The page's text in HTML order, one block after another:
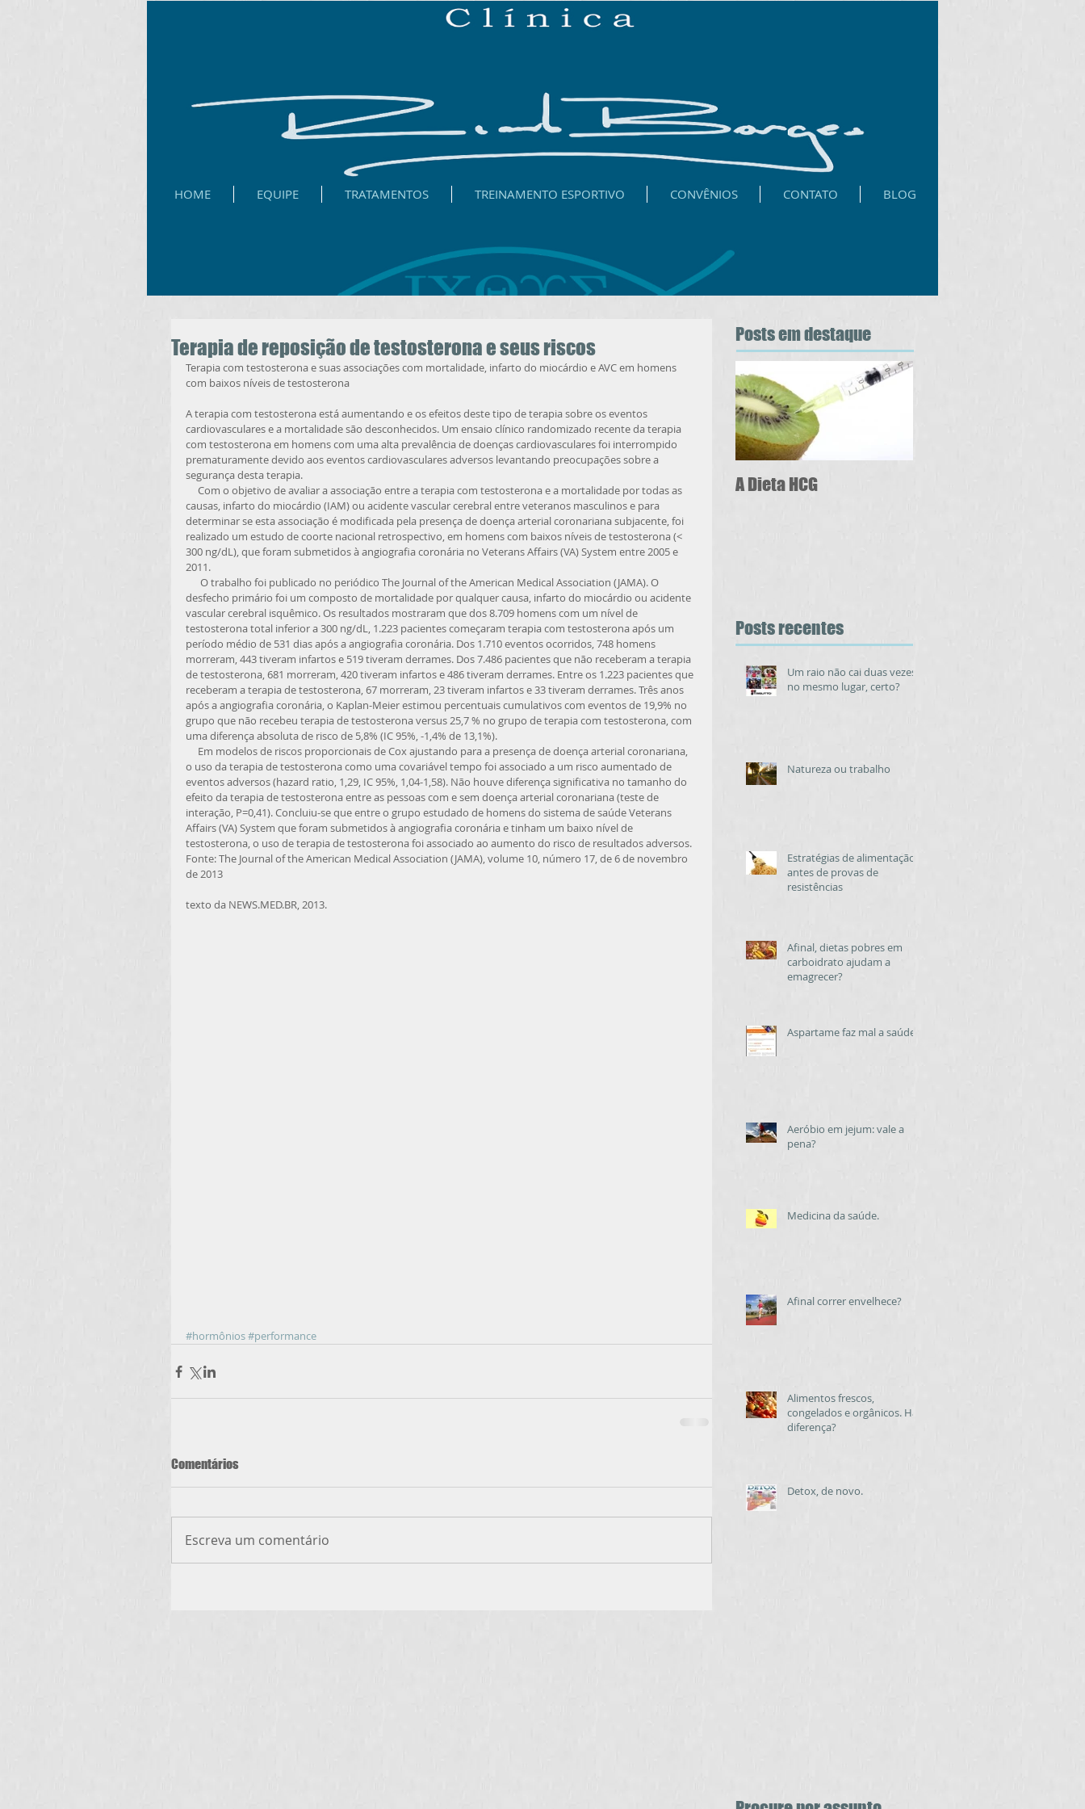
HOME EQUIPE TRATAMENTOS TREINAMENTO ESPORTIVO CONVÊNIOS CONTATO BLOG
Terapia de reposição de testosterona e seus riscos
Terapia com testosterona e suas associações com mortalidade, infarto do miocárdio e AVC em homens
com baixos níveis de testosterona
A terapia com testosterona está aumentando e os efeitos deste tipo de terapia sobre os eventos
cardiovasculares e a mortalidade são desconhecidos. Um ensaio clínico randomizado recente da terapia
com testosterona em homens com uma alta prevalência de doenças cardiovasculares foi interrompido
prematuramente devido aos eventos cardiovasculares adversos levantando preocupações sobre a
segurança desta terapia.
causas, infarto do miocárdio (IAM) ou acidente vascular cerebral entre veteranos masculinos e para
determinar se esta associação é modificada pela presença de doença arterial coronariana subjacente, foi
realizado um estudo de coorte nacional retrospectivo, em homens com baixos níveis de testosterona (<
300 ng/dL), que foram submetidos à angiografia coronária no Veterans Affairs (VA) System entre 2005 e
2011.
desfecho primário foi um composto de mortalidade por qualquer causa, infarto do miocárdio ou acidente
vascular cerebral isquêmico. Os resultados mostraram que dos 8.709 homens com um nível de
testosterona total inferior a 300 ng/dL, 1.223 pacientes começaram terapia com testosterona após um
período médio de 531 dias após a angiografia coronária. Dos 1.710 eventos ocorridos, 748 homens
morreram, 443 tiveram infartos e 519 tiveram derrames. Dos 7.486 pacientes que não receberam a terapia
de testosterona, 681 morreram, 420 tiveram infartos e 486 tiveram derrames. Entre os 1.223 pacientes que
receberam a terapia de testosterona, 67 morreram, 23 tiveram infartos e 33 tiveram derrames. Três anos
após a angiografia coronária, o Kaplan-Meier estimou percentuais cumulativos com eventos de 19,9% no
grupo que não recebeu terapia de testosterona versus 25,7 % no grupo de terapia com testosterona, com
uma diferença absoluta de risco de 5,8% (IC 95%, -1,4% de 13,1%).
o uso da terapia de testosterona como uma covariável tempo foi associado a um risco aumentado de
eventos adversos (hazard ratio, 1,29, IC 95%, 1,04-1,58). Não houve diferença significativa no tamanho do
efeito da terapia de testosterona entre as pessoas com e sem doença arterial coronariana (teste de
interação, P=0,41). Concluiu-se que entre o grupo estudado de homens do sistema de saúde Veterans
Affairs (VA) System que foram submetidos à angiografia coronária e tinham um baixo nível de
testosterona, o uso de terapia de testosterona foi associado ao aumento do risco de resultados adversos.
Fonte: The Journal of the American Medical Association (JAMA), volume 10, número 17, de 6 de novembro
de 2013
texto da NEWS.MED.BR, 2013.
#hormônios#performance
Comentários
Escreva um comentário
Postsem destaque
A Dieta HCG
Posts recentes
Um raio não cai duas vezes
no mesmo lugar, certo?
Natureza ou trabalho
Estratégias de alimentação
antes de provas de
resistências
Afinal, dietas pobres em
carboidrato ajudam a
emagrecer?
Aspartame faz mal a saúde?
Aeróbio em jejum: vale a
pena?
Medicina da saúde.
Afinal correr envelhece?
Alimentos frescos,
congelados e orgânicos. Há
diferença?
Detox, de novo.